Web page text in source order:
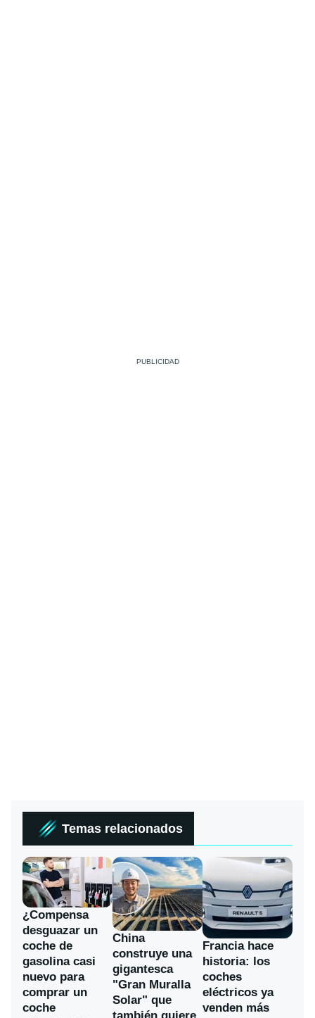
Temas relacionados
¿Compensa
desguazar un
coche de
gasolina casi
nuevo para
comprar un
coche
China
construye una
gigantesca
"Gran Muralla
Solar" que
Francia hace
historia: los
coches
eléctricos ya
venden más